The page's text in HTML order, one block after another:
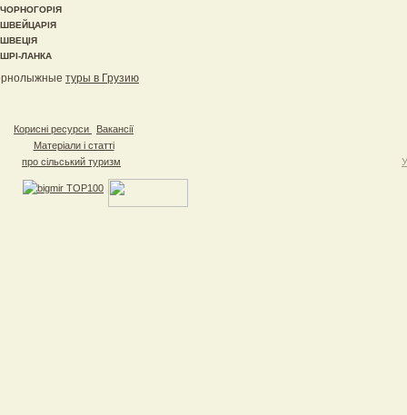
ЧОРНОГОРІЯ
ШВЕЙЦАРІЯ
ШВЕЦІЯ
ШРІ-ЛАНКА
туры в Грузию
Корисні ресурси
Вакансії
Матеріали і статті
про сільський туризм